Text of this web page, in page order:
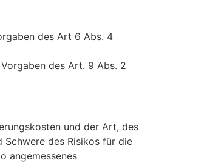
des Art 6 Abs. 4
des Art. 9 Abs. 2
und der Art, des
des Risikos für die
angemessenes